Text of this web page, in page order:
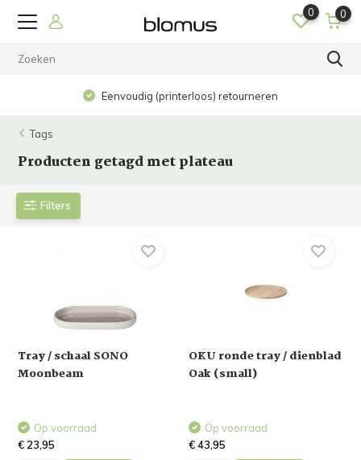
0 0
Op werkdagen voor 15.00 uur besteld? De volgende dag in
huis!
Tags
Producten getagd met plateau
Filters
Tray / schaal SONO
Moonbeam
Op voorraad
€ 23,95
OKU ronde tray / dienblad
Oak (small)
Op voorraad
€ 43,95